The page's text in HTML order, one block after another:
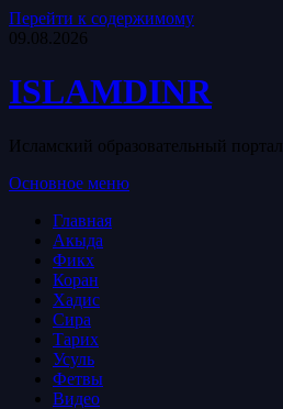
Перейти к содержимому
09.08.2026
ISLAMDINR
Исламский образовательный портал
Основное меню
Главная
Акыда
Фикх
Коран
Хадис
Сира
Тарих
Усуль
Фетвы
Видео